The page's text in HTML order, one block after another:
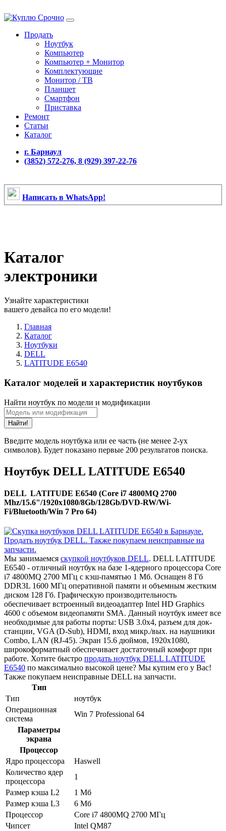
Продать
Ноутбук
Компьютер
Компьютер + Монитор
Комплектующие
Монитор / ТВ
Планшет
Смартфон
Приставка
Ремонт
Статьи
Каталог
г. Барнаул
(3852) 572-276, 8 (929) 397-22-76
Написать в WhatsApp!
Каталог
электроники
Узнайте характеристики
вашего девайса по его модели!
Главная
Каталог
Ноутбуки
DELL
LATITUDE E6540
Каталог моделей и характеристик ноутбуков
Найти ноутбук по модели и модификации
Найти!
Введите модель ноутбука или ее часть (не менее 2-ух
символов). Будет показано первые 200 результатов поиска.
Ноутбук DELL LATITUDE E6540
DELL LATITUDE E6540 (Core i7 4800MQ 2700
Mhz/15.6"/1920x1080/8Gb/128Gb/DVD-RW/Wi-
Fi/Bluetooth/Win 7 Pro 64)
Мы занимаемся скупкой ноутбуков DELL. DELL LATITUDE
E6540 - отличный ноутбук на базе 1-ядерного процессора Core
i7 4800MQ 2700 МГц с кэш-памятью 1 Мб. Оснащен 8 Гб
DDR3L 1600 МГц оперативной памяти и объемным жестким
диском 128 Гб. Графическую производительность
обеспечивает встроенный видеоадаптер Intel HD Graphics
4600 с объемом видеопамяти SMA. Данный ноутбук имеет все
необходимые для работы порты: USB 3.0x4, разъем для док-
станции, VGA (D-Sub), HDMI, вход микр./вых. на наушники
Combo, LAN (RJ-45). Экран 15.6 дюймов, 1920x1080,
широкоформатный обеспечивает достаточный комфорт при
работе. Хотите быстро продать ноутбук DELL LATITUDE
E6540 по максимально высокой цене? Мы купим его у Вас!
Также покупаем неисправные DELL на запчасти.
Тип
Тип
ноутбук
Операционная
система
Win 7 Professional 64
Параметры
экрана
Процессор
Ядро процессора
Haswell
Количество ядер
процессора
1
Размер кэша L2
1 Мб
Размер кэша L3
6 Мб
Процессор
Core i7 4800MQ 2700 МГц
Чипсет
Intel QM87